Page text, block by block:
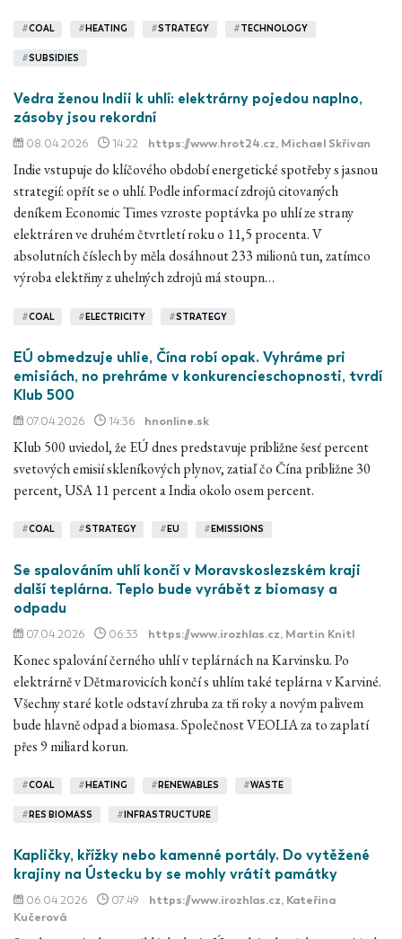
#COAL # HEATING #STRATEGY #TECHNOLOGY
#SUBSIDIES
Vedra ženou Indii k uhlí: elektrárny pojedou naplno,
zásoby jsou rekordní
08.04.2026 14:22 https://www.hrot24.cz, Michael Skřivan
Indie vstupuje do klíčového období energetické spotřeby s jasnou
strategií: opřít se o uhlí. Podle informací zdrojů citovaných
deníkem Economic Times vzroste poptávka po uhlí ze strany
elektráren ve druhém čtvrtletí roku o 11,5 procenta. V
absolutních číslech by měla dosáhnout 233 milionů tun, zatímco
výroba elektřiny z uhelných zdrojů má stoupn…
#COAL # ELECTRICITY #STRATEGY
EÚ obmedzuje uhlie, Čína robí opak. Vyhráme pri
emisiách, no prehráme v konkurencieschopnosti, tvrdí
Klub 500
07.04.2026 14:36 hnonline.sk
Klub 500 uviedol, že EÚ dnes predstavuje približne šesť percent
svetových emisií skleníkových plynov, zatiaľ čo Čína približne 30
percent, USA 11 percent a India okolo osem percent.
#COAL #STRATEGY #EU #EMISSIONS
Se spalováním uhlí končí v Moravskoslezském kraji
další teplárna. Teplo bude vyrábět z biomasy a
odpadu
07.04.2026 06:33 https://www.irozhlas.cz, Martin Knitl
Konec spalování černého uhlí v teplárnách na Karvinsku. Po
elektrárně v Dětmarovicích končí s uhlím také teplárna v Karviné.
Všechny staré kotle odstaví zhruba za tři roky a novým palivem
bude hlavně odpad a biomasa. Společnost VEOLIA za to zaplatí
přes 9 miliard korun.
#COAL #HEATING #RENEWABLES #WASTE
# RES BIOMASS # INFRASTRUCTURE
Kapličky, křížky nebo kamenné portály. Do vytěžené
krajiny na Ústecku by se mohly vrátit památky
06.04.2026 07:49 https://www.irozhlas.cz, Kateřina
Kučerová